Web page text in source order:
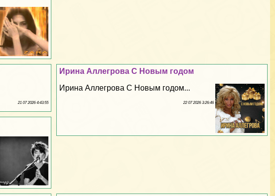
Ирина Аллегрова С Новым годом
Ирина Аллегрова С Новым годом...
22 07 2026 3:26:46
21 07 2026 4:43:55